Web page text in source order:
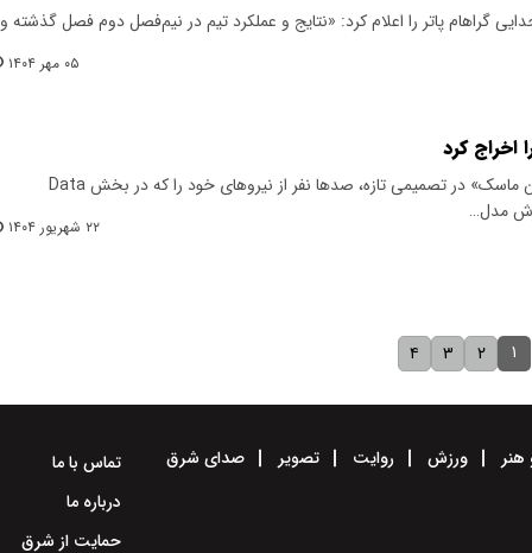
گراهام پاتر را اعلام کرد: «نتایج و عملکرد تیم در نیم‌فصل دوم فصل گذشته و
۰۵ مهر ۱۴۰۴
شرکت xAI به رهبری «ایلان ماسک» در تصمیمی تازه، صدها نفر از نیروهای خود را که در بخش Data
۲۲ شهریور ۱۴۰۴
۱ ۲ ۳ ۴
ورزش روایت تصویر صدای شرق
تماس با ما
درباره ما
حمایت از شرق